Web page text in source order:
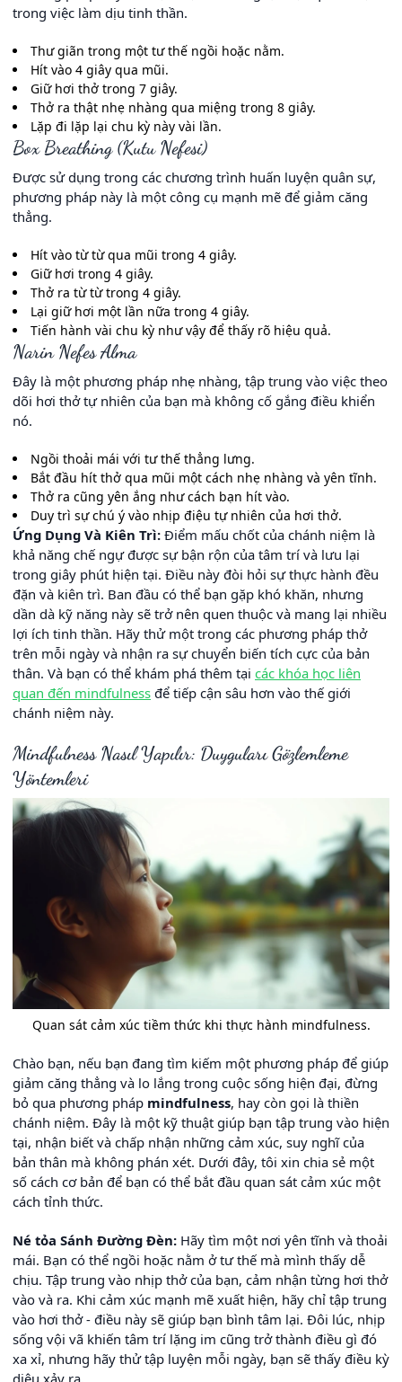
trong việc làm dịu tinh thần.
Thư giãn trong một tư thế ngồi hoặc nằm.
Hít vào 4 giây qua mũi.
Giữ hơi thở trong 7 giây.
Thở ra thật nhẹ nhàng qua miệng trong 8 giây.
Lặp đi lặp lại chu kỳ này vài lần.
Box Breathing (Kutu Nefesi)
Được sử dụng trong các chương trình huấn luyện quân sự,
phương pháp này là một công cụ mạnh mẽ để giảm căng
thẳng.
Hít vào từ từ qua mũi trong 4 giây.
Giữ hơi trong 4 giây.
Thở ra từ từ trong 4 giây.
Lại giữ hơi một lần nữa trong 4 giây.
Tiến hành vài chu kỳ như vậy để thấy rõ hiệu quả.
Narin Nefes Alma
Đây là một phương pháp nhẹ nhàng, tập trung vào việc theo
dõi hơi thở tự nhiên của bạn mà không cố gắng điều khiển
nó.
Ngồi thoải mái với tư thế thẳng lưng.
Bắt đầu hít thở qua mũi một cách nhẹ nhàng và yên tĩnh.
Thở ra cũng yên ắng như cách bạn hít vào.
Duy trì sự chú ý vào nhịp điệu tự nhiên của hơi thở.
Ứng Dụng Và Kiên Trì: Điểm mấu chốt của chánh niệm là
khả năng chế ngự được sự bận rộn của tâm trí và lưu lại
trong giây phút hiện tại. Điều này đòi hỏi sự thực hành đều
đặn và kiên trì. Ban đầu có thể bạn gặp khó khăn, nhưng
dần dà kỹ năng này sẽ trở nên quen thuộc và mang lại nhiều
lợi ích tinh thần. Hãy thử một trong các phương pháp thở
trên mỗi ngày và nhận ra sự chuyển biến tích cực của bản
thân. Và bạn có thể khám phá thêm tại các khóa học liên
quan đến mindfulness để tiếp cận sâu hơn vào thế giới
chánh niệm này.
Mindfulness Nasıl Yapılır: Duyguları Gözlemleme
Yöntemleri
Quan sát cảm xúc tiềm thức khi thực hành mindfulness.
Chào bạn, nếu bạn đang tìm kiếm một phương pháp để giúp
giảm căng thẳng và lo lắng trong cuộc sống hiện đại, đừng
bỏ qua phương pháp mindfulness, hay còn gọi là thiền
chánh niệm. Đây là một kỹ thuật giúp bạn tập trung vào hiện
tại, nhận biết và chấp nhận những cảm xúc, suy nghĩ của
bản thân mà không phán xét. Dưới đây, tôi xin chia sẻ một
số cách cơ bản để bạn có thể bắt đầu quan sát cảm xúc một
cách tỉnh thức.
Né tỏa Sánh Đường Đèn: Hãy tìm một nơi yên tĩnh và thoải
mái. Bạn có thể ngồi hoặc nằm ở tư thế mà mình thấy dễ
chịu. Tập trung vào nhịp thở của bạn, cảm nhận từng hơi thở
vào và ra. Khi cảm xúc mạnh mẽ xuất hiện, hãy chỉ tập trung
vào hơi thở - điều này sẽ giúp bạn bình tâm lại. Đôi lúc, nhịp
sống vội vã khiến tâm trí lặng im cũng trở thành điều gì đó
xa xỉ, nhưng hãy thử tập luyện mỗi ngày, bạn sẽ thấy điều kỳ